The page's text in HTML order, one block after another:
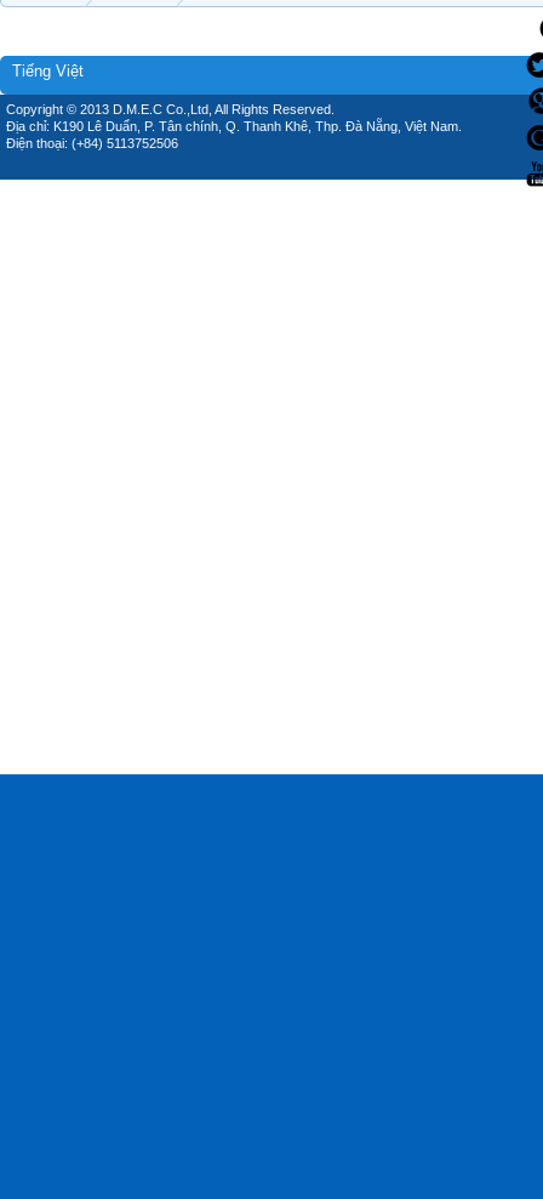
Tiếng Việt
Copyright © 2013 D.M.E.C Co.,Ltd, All Rights Reserved.
Địa chỉ: K190 Lê Duẩn, P. Tân chính, Q. Thanh Khê, Thp. Đà Nẵng, Việt Nam.
Điện thoại: (+84) 5113752506